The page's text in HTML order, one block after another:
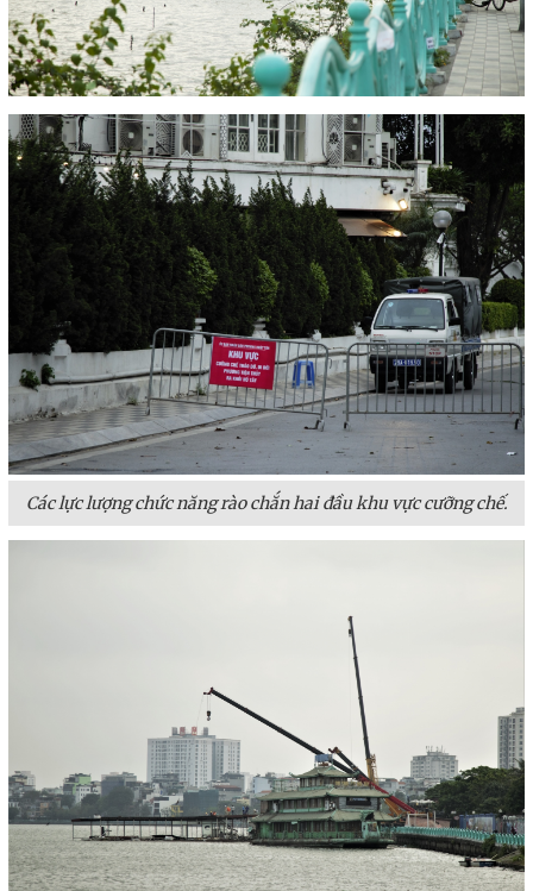
Các lực lượng chức năng rào chắn hai đầu khu vực cưỡng chế.